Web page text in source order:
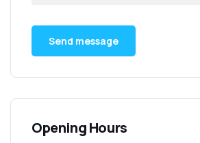
Opening Hours